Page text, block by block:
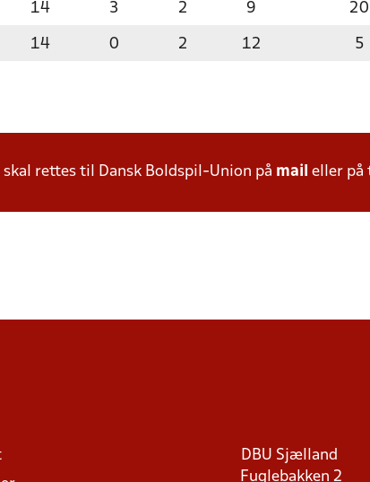
14 3 2 9 20
14 0 2 12 5
rettes til Dansk Boldspil-Union på mail eller på
DBU Sjælland
Fuglebakken 2